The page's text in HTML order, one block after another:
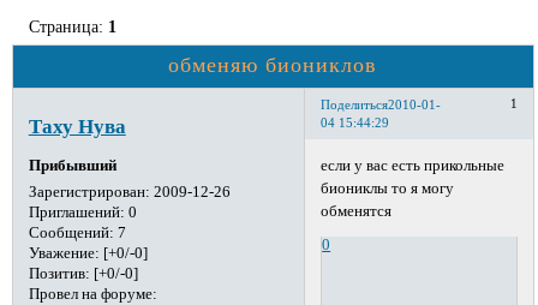
обменяю биониклов
Страница: 1
Поделиться 1
2010-01-
04 15:44:29
Таху Нува
Прибывший
Зарегистрирован: 2009-12-26
Приглашений: 0
Сообщений: 7
Уважение: [+0/-0]
Позитив: [+0/-0]
Провел на форуме:
если у вас есть прикольные
биониклы то я могу
обменятся
0